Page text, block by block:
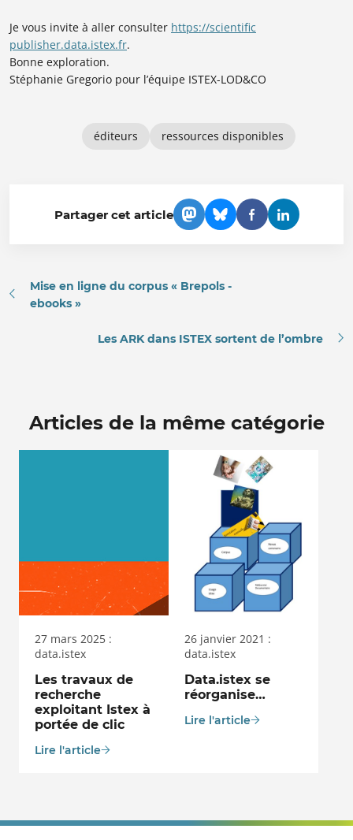
Je vous invite à aller consulter https://scientific
publisher.data.istex.fr.
Bonne exploration.
Stéphanie Gregorio pour l’équipe ISTEX-LOD&CO
éditeurs ressources disponibles
Partager cet article
Mise en ligne du corpus « Brepols -
ebooks »
Les ARK dans ISTEX sortent de l’ombre
Articles de la même catégorie
27 mars 2025 :
data.istex
Les travaux de
recherche
exploitant Istex à
portée de clic
Lire l'article
26 janvier 2021 :
data.istex
Data.istex se
réorganise…
Lire l'article